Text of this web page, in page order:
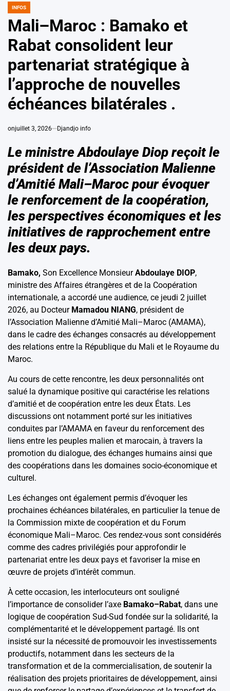
POSTED
IN
INFOS
Mali–Maroc : Bamako et
Rabat consolident leur
partenariat stratégique à
l’approche de nouvelles
échéances bilatérales .
onjuillet 3, 2026 Djandjo info
Le ministre Abdoulaye Diop reçoit le
président de l’Association Malienne
d’Amitié Mali–Maroc pour évoquer
le renforcement de la coopération,
les perspectives économiques et les
initiatives de rapprochement entre
les deux pays.
Bamako, Son Excellence MonsieurAbdoulaye DIOP,
ministre des Affaires étrangères et de la Coopération
internationale, a accordé une audience, ce jeudi 2 juillet
2026, au Docteur Mamadou NIANG, président de
l’Association Malienne d’Amitié Mali–Maroc (AMAMA),
dans le cadre des échanges consacrés au développement
des relations entre la République du Mali et le Royaume du
Maroc.
Au cours de cette rencontre, les deux personnalités ont
salué la dynamique positive qui caractérise les relations
d’amitié et de coopération entre les deux États. Les
discussions ont notamment porté sur les initiatives
conduites par l’AMAMA en faveur du renforcement des
liens entre les peuples malien et marocain, à travers la
promotion du dialogue, des échanges humains ainsi que
des coopérations dans les domaines socio-économique et
culturel.
Les échanges ont également permis d’évoquer les
prochaines échéances bilatérales, en particulier la tenue de
la Commission mixte de coopération et du Forum
économique Mali–Maroc. Ces rendez-vous sont considérés
comme des cadres privilégiés pour approfondir le
partenariat entre les deux pays et favoriser la mise en
œuvre de projets d’intérêt commun.
À cette occasion, les interlocuteurs ont souligné
l’importance de consolider l’axe Bamako–Rabat, dans une
logique de coopération Sud-Sud fondée sur la solidarité, la
complémentarité et le développement partagé. Ils ont
insisté sur la nécessité de promouvoir les investissements
productifs, notamment dans les secteurs de la
transformation et de la commercialisation, de soutenir la
réalisation des projets prioritaires de développement, ainsi